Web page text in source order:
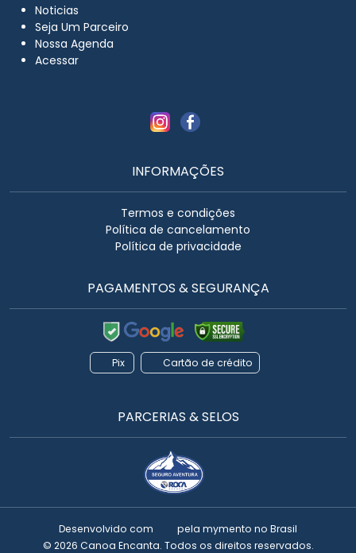
Noticias
Seja Um Parceiro
Nossa Agenda
Acessar
INFORMAÇÕES
Termos e condições
Política de cancelamento
Política de privacidade
PAGAMENTOS & SEGURANÇA
Pix Cartão de crédito
PARCERIAS & SELOS
Desenvolvido com pela mymento no Brasil
© 2026 Canoa Encanta. Todos os direitos reservados.